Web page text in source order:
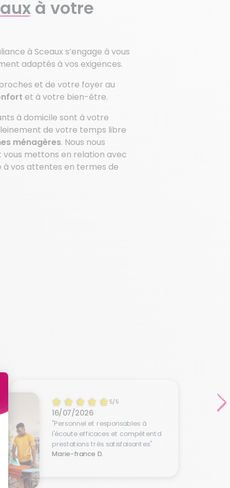
à votre
à Sceaux s’engage à vous
adaptés à vos exigences.
et de votre foyer au
et à votre bien-être.
à domicile sont à votre
de votre temps libre
ménagères. Nous nous
mettons en relation avec
vos attentes en termes de
5/5
16/07/2026
"Personnel et responsables à
l'écoute efficaces et compétentd
prestations très satisfaisantes"
Marie-france D.